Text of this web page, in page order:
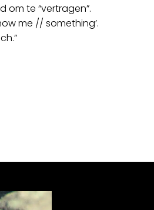
om te “vertragen”.
me // something’.